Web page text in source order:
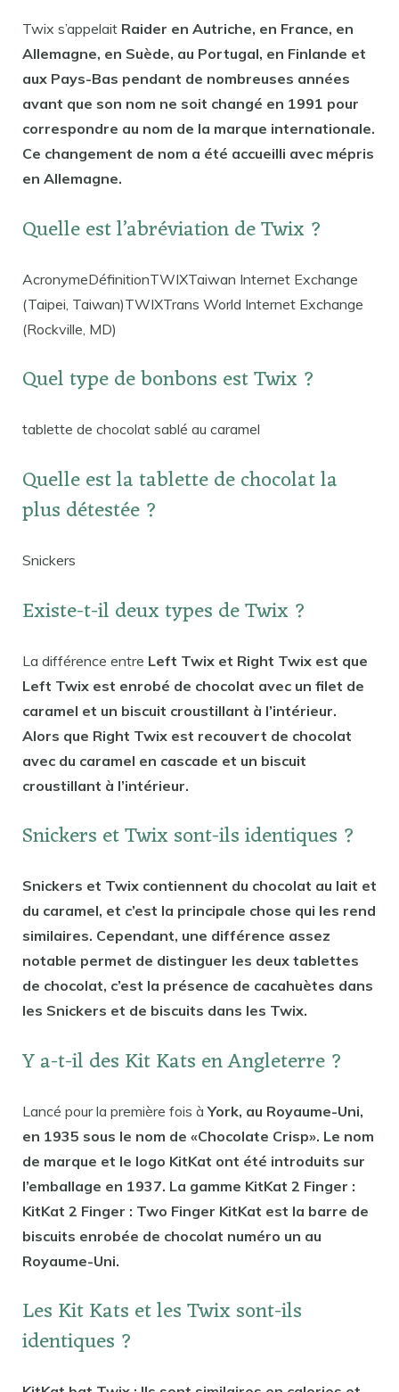
Twix s’appelait Raider en Autriche, en France, en
Allemagne, en Suède, au Portugal, en Finlande et
aux Pays-Bas pendant de nombreuses années
avant que son nom ne soit changé en 1991 pour
correspondre au nom de la marque internationale.
Ce changement de nom a été accueilli avec mépris
en Allemagne.
Quelle est l’abréviation de Twix ?
AcronymeDéfinitionTWIXTaiwan Internet Exchange
(Taipei, Taiwan)TWIXTrans World Internet Exchange
(Rockville, MD)
Quel type de bonbons est Twix ?
tablette de chocolat sablé au caramel
Quelle est la tablette de chocolat la
plus détestée ?
Snickers
Existe-t-il deux types de Twix ?
La différence entre Left Twix et Right Twix est que
Left Twix est enrobé de chocolat avec un filet de
caramel et un biscuit croustillant à l’intérieur.
Alors que Right Twix est recouvert de chocolat
avec du caramel en cascade et un biscuit
croustillant à l’intérieur.
Snickers et Twix sont-ils identiques ?
Snickers et Twix contiennent du chocolat au lait et
du caramel, et c’est la principale chose qui les rend
similaires. Cependant, une différence assez
notable permet de distinguer les deux tablettes
de chocolat, c’est la présence de cacahuètes dans
les Snickers et de biscuits dans les Twix.
Y a-t-il des Kit Kats en Angleterre ?
Lancé pour la première fois àYork, au Royaume-Uni,
en 1935 sous le nom de «Chocolate Crisp». Le nom
de marque et le logo KitKat ont été introduits sur
l’emballage en 1937. La gamme KitKat 2 Finger :
KitKat 2 Finger : Two Finger KitKat est la barre de
biscuits enrobée de chocolat numéro un au
Royaume-Uni.
Les Kit Kats et les Twix sont-ils
identiques ?